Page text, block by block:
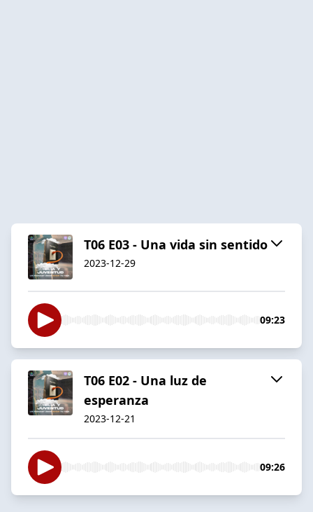
T06 E03 - Una vida sin sentido
2023-12-29
09:23
T06 E02 - Una luz de
esperanza
2023-12-21
09:26